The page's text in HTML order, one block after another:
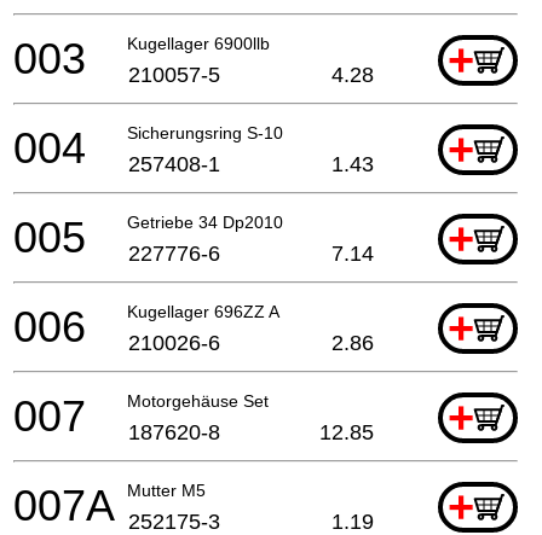
Kugellager 6900llb +
003 210057-5 4.28
Sicherungsring S-10 +
004 257408-1 1.43
Getriebe 34 Dp2010 +
005 227776-6 7.14
Kugellager 696ZZ A +
006 210026-6 2.86
Motorgehäuse Set +
007 187620-8 12.85
Mutter M5 +
007A 252175-3 1.19